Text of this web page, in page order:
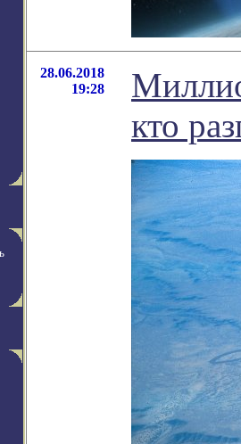
28.06.2018
19:28
кто